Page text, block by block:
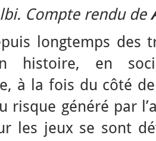
Compte rendu de
longtemps des
histoire, en
à la fois du côté
risque généré par
les jeux se sont